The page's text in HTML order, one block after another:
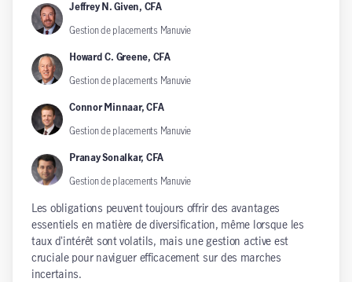
Jeffrey N. Given, CFA
Gestion de placements Manuvie
Howard C. Greene, CFA
Gestion de placements Manuvie
Connor Minnaar, CFA
Gestion de placements Manuvie
Pranay Sonalkar, CFA
Gestion de placements Manuvie
Les obligations peuvent toujours offrir des avantages
essentiels en matière de diversification, même lorsque les
taux d'intérêt sont volatils, mais une gestion active est
cruciale pour naviguer efficacement sur des marches
incertains.